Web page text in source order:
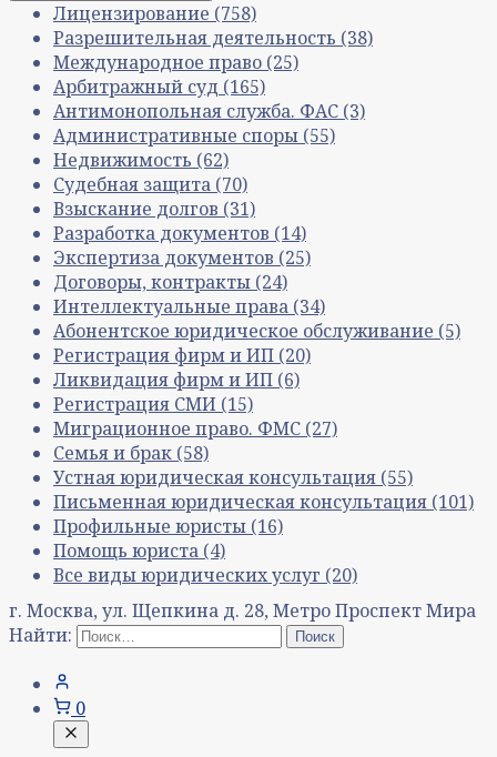
Лицензирование (758)
Разрешительная деятельность (38)
Международное право (25)
Арбитражный суд (165)
Антимонопольная служба. ФАС (3)
Административные споры (55)
Недвижимость (62)
Судебная защита (70)
Взыскание долгов (31)
Разработка документов (14)
Экспертиза документов (25)
Договоры, контракты (24)
Интеллектуальные права (34)
Абонентское юридическое обслуживание (5)
Регистрация фирм и ИП (20)
Ликвидация фирм и ИП (6)
Регистрация СМИ (15)
Миграционное право. ФМС (27)
Семья и брак (58)
Устная юридическая консультация (55)
Письменная юридическая консультация (101)
Профильные юристы (16)
Помощь юриста (4)
Все виды юридических услуг (20)
г. Москва, ул. Щепкина д. 28, Метро Проспект Мира
Найти:
0